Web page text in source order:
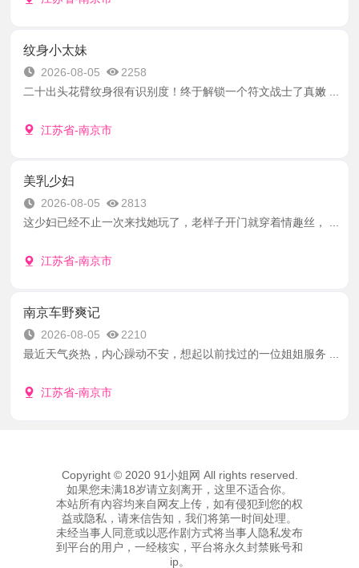
纹身小太妹
2026-08-05
2258
二十出头花臂纹身很有识别度！终于解锁一个符文战士了真嫩 ...
江苏省-南京市
美乳少妇
2026-08-05
2813
这少妇已经不止一次来找她玩了，老样子开门就穿着情趣丝， ...
江苏省-南京市
南京车野爽记
2026-08-05
2210
最近天气炎热，内心躁动不安，想起以前找过的一位姐姐服务 ...
江苏省-南京市
Copyright © 2020 91小姐网 All rights reserved.
如果您未满18岁请立刻离开，这里不适合你。
本站所有內容均来自网友上传，如有侵犯到您的权
益或隐私，请来信告知，我们将第一时间处理。
未经当事人同意或以恶作剧方式将当事人隐私发布
到平台的用户，一经核实，平台将永久封禁账号和
ip。